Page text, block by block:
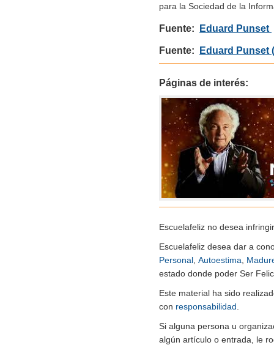
para la Sociedad de la
Fuente: Eduard Punset
Fuente: Eduard Punset
Páginas de interés:
Escuelafeliz no desea
Escuelafeliz desea dar a
Personal Autoestima
estado donde poder Ser
Este material ha sido
con responsabilidad
Si alguna persona u
algún artículo o entrada, le